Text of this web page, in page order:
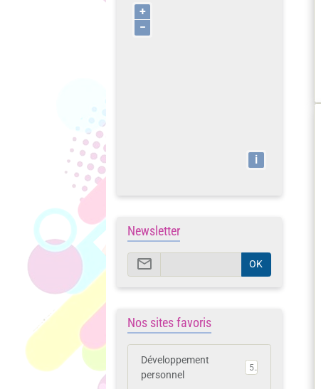
+
−
i
Newsletter
OK
Nos sites favoris
Développement
personnel
5